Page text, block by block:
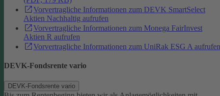
Vorvertragliche Informationen zum DEVK SmartSelect
Aktien Nachhaltig aufrufen
Vorvertragliche Informationen zum Monega FairInvest
Aktien R aufrufen
Vorvertragliche Informationen zum UniRak ESG A aufrufen
DEVK-Fondsrente vario
DEVK-Fondsrente vario